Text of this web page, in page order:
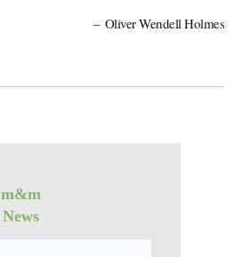
Oliver Wendell Holmes
m&m
News